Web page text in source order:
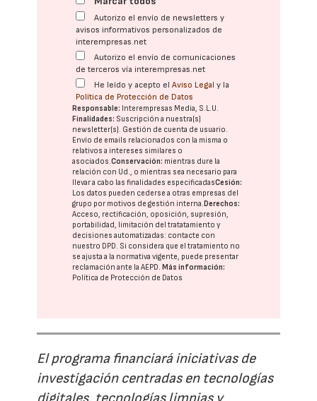
Autorizo el envío de newsletters y
avisos informativos personalizados de
interempresas.net
Autorizo el envío de comunicaciones
de terceros vía interempresas.net
He leído y acepto elAviso Legal y la
Política de Protección de Datos
Responsable: Interempresas Media, S.L.U.
Finalidades: Suscripción a nuestra(s)
newsletter(s). Gestión de cuenta de usuario.
Envío de emails relacionados con la misma o
relativos a intereses similares o
asociados.Conservación: mientras dure la
relación con Ud., o mientras sea necesario para
llevar a cabo las finalidades especificadasCesión:
Los datos pueden cederse a otras empresas del
grupo por motivos de gestión interna. Derechos:
Acceso, rectificación, oposición, supresión,
portabilidad, limitación del tratatamiento y
decisiones automatizadas: contacte con
nuestro DPD. Si considera que el tratamiento no
se ajusta a la normativa vigente, puede presentar
reclamación ante laAEPD. Más información:
Política de Protección de Datos
El programa financiará iniciativas de
investigación centradas en tecnologías